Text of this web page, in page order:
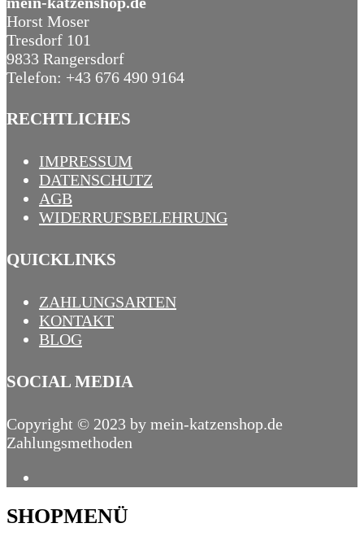
Horst Moser
Tresdorf 101
9833 Rangersdorf
Telefon: +43 676 490 9164
RECHTLICHES
IMPRESSUM
DATENSCHUTZ
AGB
WIDERRUFSBELEHRUNG
QUICKLINKS
ZAHLUNGSARTEN
KONTAKT
BLOG
SOCIAL MEDIA
Copyright © 2023 by mein-katzenshop.de
Zahlungsmethoden
SHOPMENÜ